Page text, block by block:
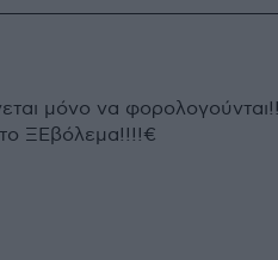
μόνο να
ΞΕβόλεμα!!!!€